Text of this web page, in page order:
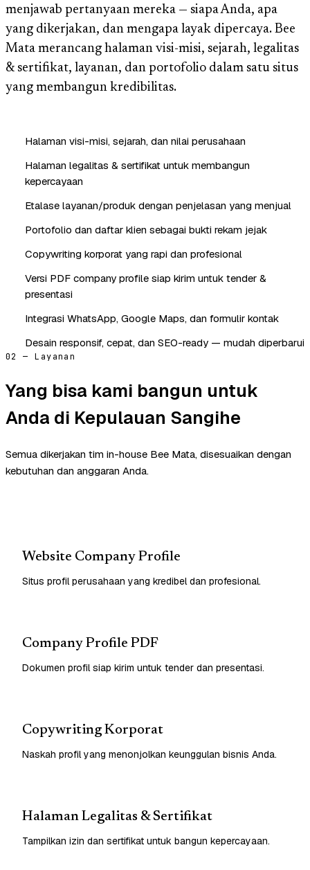
menjawab pertanyaan mereka — siapa Anda, apa
yang dikerjakan, dan mengapa layak dipercaya. Bee
Mata merancang halaman visi-misi, sejarah, legalitas
& sertifikat, layanan, dan portofolio dalam satu situs
yang membangun kredibilitas.
Halaman visi-misi, sejarah, dan nilai perusahaan
Halaman legalitas & sertifikat untuk membangun
kepercayaan
Etalase layanan/produk dengan penjelasan yang menjual
Portofolio dan daftar klien sebagai bukti rekam jejak
Copywriting korporat yang rapi dan profesional
Versi PDF company profile siap kirim untuk tender &
presentasi
Integrasi WhatsApp, Google Maps, dan formulir kontak
Desain responsif, cepat, dan SEO-ready — mudah diperbarui
02 — Layanan
Yang bisa kami bangun untuk
Anda di Kepulauan Sangihe
Semua dikerjakan tim in-house Bee Mata, disesuaikan dengan
kebutuhan dan anggaran Anda.
Website Company Profile
Situs profil perusahaan yang kredibel dan profesional.
Company Profile PDF
Dokumen profil siap kirim untuk tender dan presentasi.
Copywriting Korporat
Naskah profil yang menonjolkan keunggulan bisnis Anda.
Halaman Legalitas & Sertifikat
Tampilkan izin dan sertifikat untuk bangun kepercayaan.